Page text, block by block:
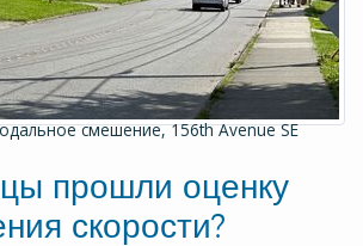
смешение, 156th Avenue SE
прошли оценку
скорости?